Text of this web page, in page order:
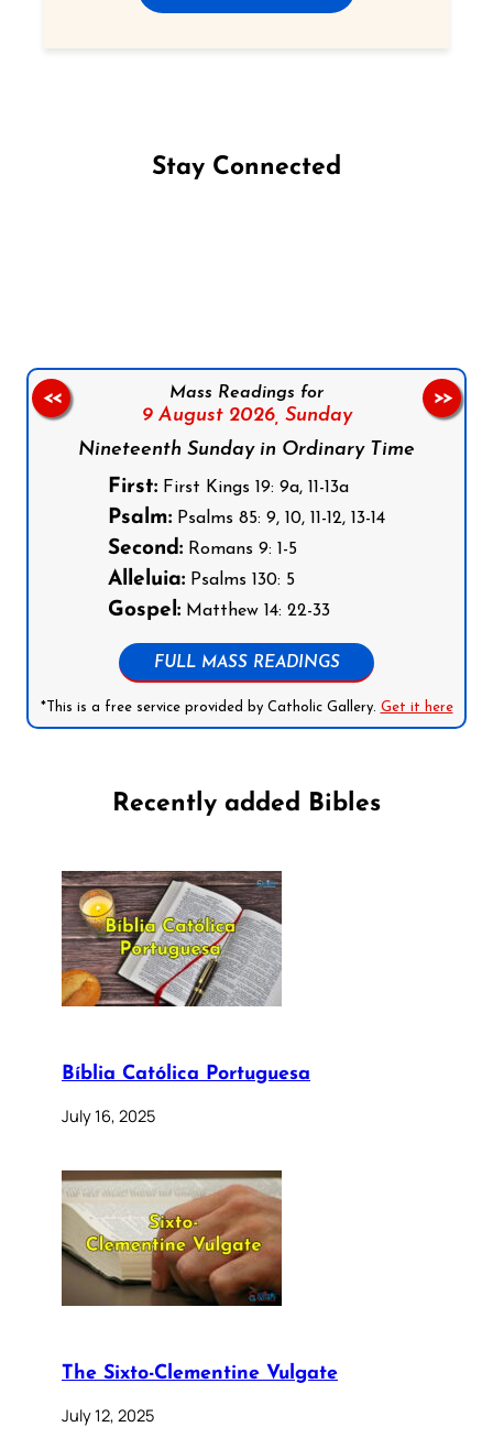
Stay Connected
Mass Readings for
9 August 2026, Sunday
Nineteenth Sunday in Ordinary Time
First: First Kings 19: 9a, 11-13a
Psalm: Psalms 85: 9, 10, 11-12, 13-14
Second: Romans 9: 1-5
Alleluia: Psalms 130: 5
Gospel: Matthew 14: 22-33
FULL MASS READINGS
*This is a free service provided by Catholic Gallery. Get it here
<< >>
Recently added Bibles
Bíblia Católica Portuguesa
July 16, 2025
The Sixto-Clementine Vulgate
July 12, 2025